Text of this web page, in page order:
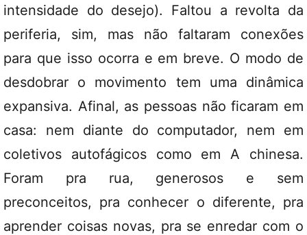
intensidade do desejo). Faltou a revolta da
periferia, sim, mas não faltaram conexões
para que isso ocorra e em breve. O modo de
desdobrar o movimento tem uma dinâmica
expansiva. Afinal, as pessoas não ficaram em
casa: nem diante do computador, nem em
coletivos autofágicos como em A chinesa.
Foram pra rua, generosos e sem
preconceitos, pra conhecer o diferente, pra
aprender coisas novas, pra se enredar com o